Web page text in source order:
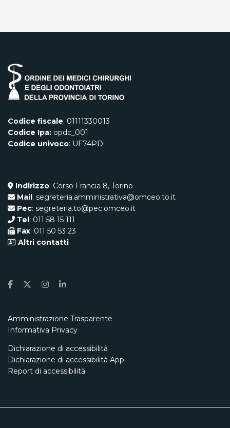
Codice fiscale: 01111330013
Codice Ipa: opdc_001
Codice univoco: UF74PD
Indirizzo: Corso Francia 8, Torino
Mail: segreteria.amministrativa@omceo.to.it
Pec: segreteria.to@pec.omceo.it
Tel: 011 58 15 111
Fax: 011 50 53 23
Altri contatti
Amministrazione Trasparente
Informativa Privacy
Dichiarazione di accessibilità
Dichiarazione di accessibilità App
Report di accessibilità